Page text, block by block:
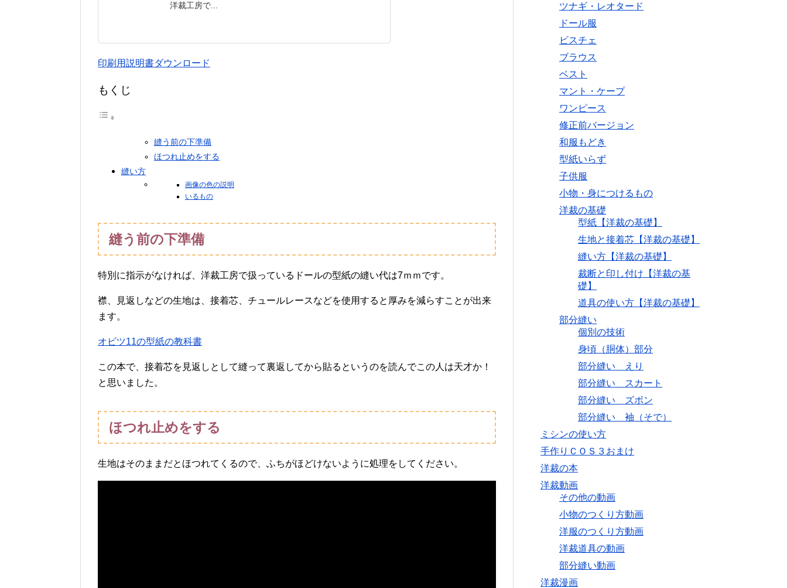
洋裁工房で...
印刷用説明書ダウンロード
もくじ
縫う前の下準備
ほつれ止めをする
縫い方
画像の色の説明
いるもの
縫う前の下準備
特別に指示がなければ、洋裁工房で扱っているドールの型紙の縫い代は7ｍｍです。
襟、見返しなどの生地は、接着芯、チュールレースなどを使用すると厚みを減らすことが出来
ます。
オビツ11の型紙の教科書
この本で、接着芯を見返しとして縫って裏返してから貼るというのを読んでこの人は天才か！
と思いました。
ほつれ止めをする
生地はそのままだとほつれてくるので、ふちがほどけないように処理をしてください。
ツナギ・レオタード
ドール服
ビスチェ
ブラウス
ベスト
マント・ケープ
ワンピース
修正前バージョン
和服もどき
型紙いらず
子供服
小物・身につけるもの
洋裁の基礎
型紙【洋裁の基礎】
生地と接着芯【洋裁の基礎】
縫い方【洋裁の基礎】
裁断と印し付け【洋裁の基
礎】
道具の使い方【洋裁の基礎】
部分縫い
個別の技術
身頃（胴体）部分
部分縫い えり
部分縫い スカート
部分縫い ズボン
部分縫い 袖（そで）
ミシンの使い方
手作りＣＯＳ３おまけ
洋裁の本
洋裁動画
その他の動画
小物のつくり方動画
洋服のつくり方動画
洋裁道具の動画
部分縫い動画
洋裁漫画